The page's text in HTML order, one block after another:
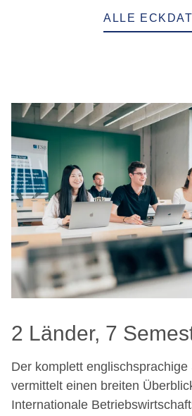
ALLE
2 Länder, 7
Der komplett englischsprachige
vermittelt einen breiten
Internationale